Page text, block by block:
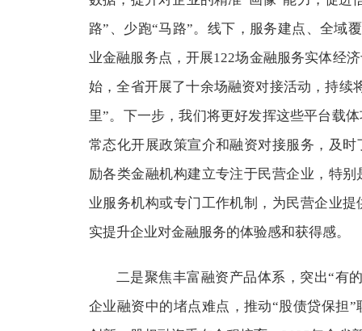
路”、少跑“马路”。线下，服务建点、全域
业金融服务点，开展122场金融服务实体经
始，全省开展了十余场融资对接活动，持续
里”。下一步，我们将更好发挥这些平台载
常态化开展政策宣介和融资对接服务，及
励各类金融机构建立专注于民营企业，特
业服务机构或专门工作机制，为民营企业
实提升企业对金融服务的体验感和获得感。
二是聚焦丰富融资产品体系，突出“有
企业融资中的堵点难点，推动“股债贷保担